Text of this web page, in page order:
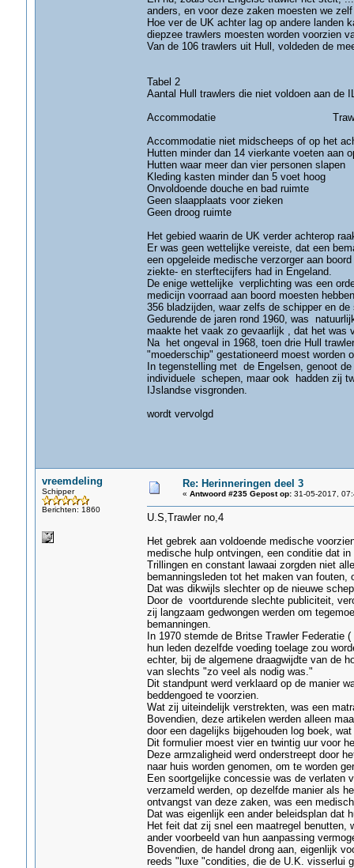
anders, en voor deze zaken moesten we
Hoe ver de UK achter lag op andere landen
diepzee trawlers moesten worden voorzien
Van de 106 trawlers uit Hull, voldeden de
Tabel 2
Aantal Hull trawlers die niet voldoen aan de
Accommodatie Trawlers die
Accommodatie niet midscheeps of op
Hutten minder dan 14 vierkante voeten aan
Hutten waar meer dan vier
Kleding kasten minder dan 5
Onvoldoende douche en
Geen slaapplaats voor
Geen droog
Het gebied waarin de UK verder achterop
Er was geen wettelijke vereiste, dat een
een opgeleide medische verzorger aan
ziekte- en sterftecijfers had in Engeland.
De enige wettelijke verplichting was een
medicijn voorraad aan boord moesten
356 bladzijden, waar zelfs de schipper en
Gedurende de jaren rond 1960, was
maakte het vaak zo gevaarlijk , dat het was
Na het ongeval in 1968, toen drie Hull
"moederschip" gestationeerd moest worden
In tegenstelling met de Engelsen, genoot
individuele schepen, maar ook hadden zij
IJslandse visgronden.
wordt vervolgd
vreemdeling
Schipper
Berichten: 1860
Re: Herinneringen deel 3
« Antwoord #235 Gepost op:31-05-2017,
U.S,Trawler no,4
Het gebrek aan voldoende medische
medische hulp ontvingen, een conditie dat
Trillingen en constant lawaai zorgden niet
bemanningsleden tot het maken van fouten,
Dat was dikwijls slechter op de nieuwe
Door de voortdurende slechte publiciteit,
zij langzaam gedwongen werden om
bemanningen.
In 1970 stemde de Britse Trawler
hun leden dezelfde voeding toelage zou
echter, bij de algemene draagwijdte van de
van slechts "zo veel als nodig was."
Dit standpunt werd verklaard op de manier
beddengoed te voorzien.
Wat zij uiteindelijk verstrekten, was een
Bovendien, deze artikelen werden alleen
door een dagelijks bijgehouden log boek,
Dit formulier moest vier en twintig uur voor
Deze armzaligheid werd onderstreept door
naar huis worden genomen, om te worden
Een soortgelijke concessie was de verlaten
verzameld werden, op dezelfde manier als
ontvangst van deze zaken, was een
Dat was eigenlijk een ander beleidsplan dat
Het feit dat zij snel een maatregel benutten,
ander voorbeeld van hun aanpassing
Bovendien, de handel drong aan, eigenlijk
reeds "luxe "condities, die de U.K. visserlui